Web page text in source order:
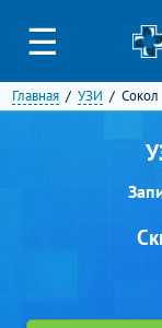
☰
Главная УЗИ Сокол